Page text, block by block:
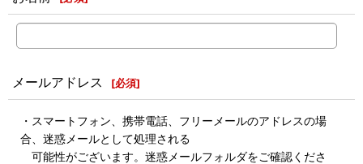
メールアドレス [必須]
・スマートフォン、携帯電話、フリーメールのアドレスの場
合、迷惑メールとして処理される
可能性がございます。迷惑メールフォルダをご確認くださ